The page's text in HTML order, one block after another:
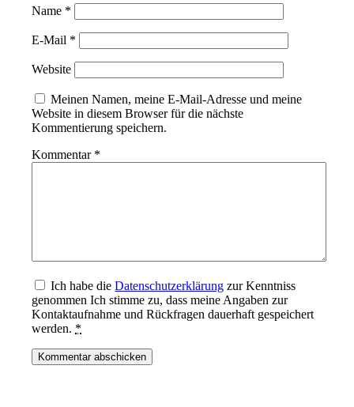
Name *
E-Mail *
Website
Meinen Namen, meine E-Mail-Adresse und meine
Website in diesem Browser für die nächste
Kommentierung speichern.
Kommentar *
Ich habe dieDatenschutzerklärung zur Kenntniss
genommen Ich stimme zu, dass meine Angaben zur
Kontaktaufnahme und Rückfragen dauerhaft gespeichert
werden. *